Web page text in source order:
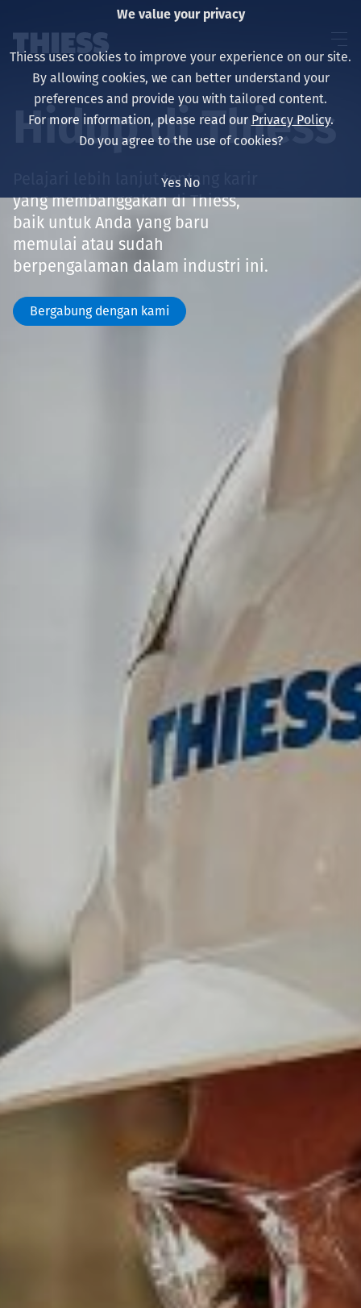
About us
Sustainability
Layanan
Hidup di Thiess
Pelajari lebih lanjut tentang karir
yang membanggakan di Thiess,
baik untuk Anda yang baru
memulai atau sudah
berpengalaman dalam industri ini.
Bergabung dengan kami
We value your privacy
Thiess uses cookies to improve your experience on our site.
By allowing cookies, we can better understand your
preferences and provide you with tailored content.
For more information, please read our Privacy Policy.
Do you agree to the use of cookies?
Yes No